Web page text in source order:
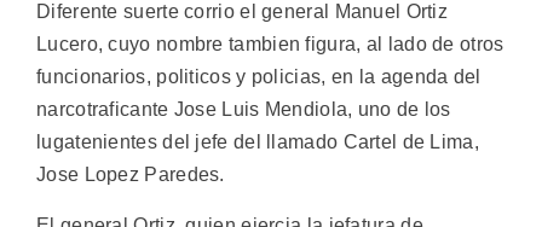
Diferente suerte corrio el general Manuel Ortiz
Lucero, cuyo nombre tambien figura, al lado de otros
funcionarios, politicos y policias, en la agenda del
narcotraficante Jose Luis Mendiola, uno de los
lugatenientes del jefe del llamado Cartel de Lima,
Jose Lopez Paredes.